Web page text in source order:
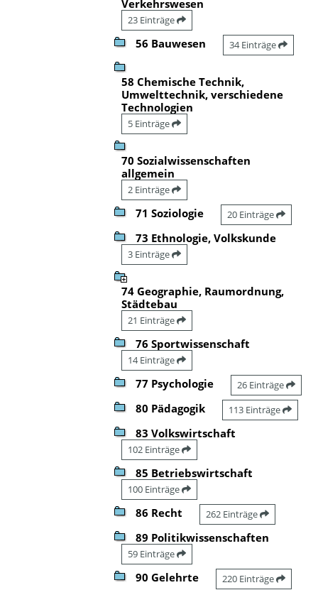
Verkehrswesen
23 Einträge
56 Bauwesen 34 Einträge
58 Chemische Technik,
Umwelttechnik, verschiedene
Technologien
5 Einträge
70 Sozialwissenschaften
allgemein
2 Einträge
71 Soziologie 20 Einträge
73 Ethnologie, Volkskunde
3 Einträge
74 Geographie, Raumordnung,
Städtebau
21 Einträge
76 Sportwissenschaft
14 Einträge
77 Psychologie 26 Einträge
80 Pädagogik 113 Einträge
83 Volkswirtschaft
102 Einträge
85 Betriebswirtschaft
100 Einträge
86 Recht 262 Einträge
89 Politikwissenschaften
59 Einträge
90 Gelehrte 220 Einträge